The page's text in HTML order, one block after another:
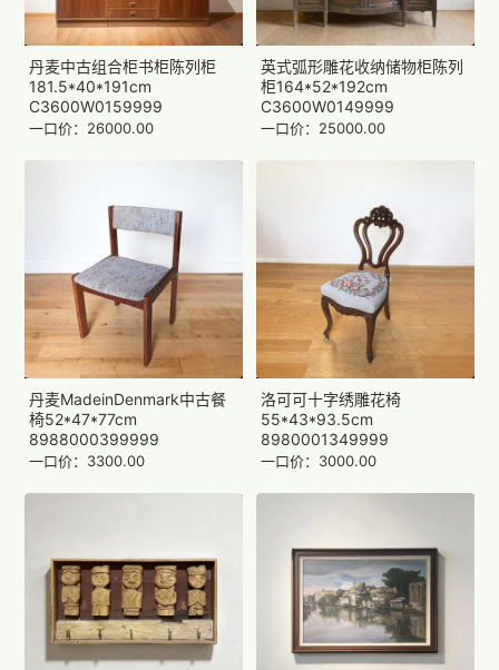
丹麦中古组合柜书柜陈列柜
181.5*40*191cm
C3600W0159999
一口价：26000.00
英式弧形雕花收纳储物柜陈列
柜164*52*192cm
C3600W0149999
一口价：25000.00
丹麦MadeinDenmark中古餐
椅52*47*77cm
8988000399999
一口价：3300.00
洛可可十字绣雕花椅
55*43*93.5cm
8980001349999
一口价：3000.00